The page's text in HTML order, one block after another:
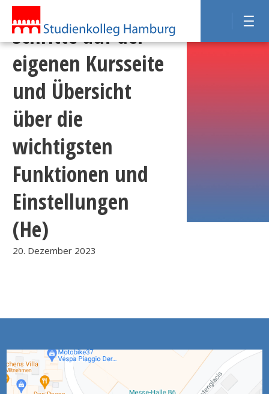
Moodle I: Erste
Schritte auf der
eigenen Kursseite
und Übersicht
über die
wichtigsten
Funktionen und
Einstellungen
(He)
20. Dezember 2023